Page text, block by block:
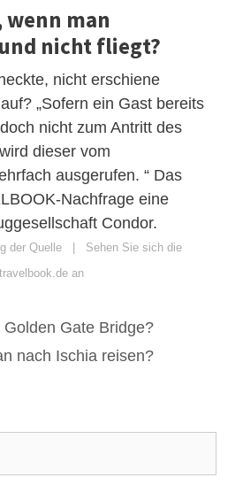
wenn man
nicht fliegt?
nicht erschiene
„Sofern ein Gast bereits
nicht zum Antritt des
dieser vom
ausgerufen. “ Das
Nachfrage eine
Condor.
der Quelle | Sehen Sie sich die
an
Gate Bridge?
nach Ischia reisen?